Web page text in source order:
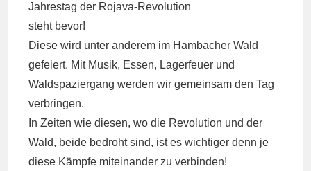
Jahrestag der Rojava-Revolution
steht bevor!
Diese wird unter anderem im Hambacher Wald
gefeiert. Mit Musik, Essen, Lagerfeuer und
Waldspaziergang werden wir gemeinsam den Tag
verbringen.
In Zeiten wie diesen, wo die Revolution und der
Wald, beide bedroht sind, ist es wichtiger denn je
diese Kämpfe miteinander zu verbinden!